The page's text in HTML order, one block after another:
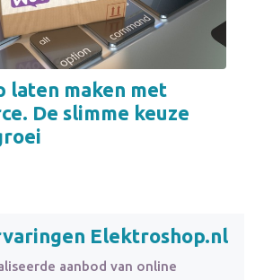
laten maken met
De slimme keuze
Elektroshop.nl
aanbod van online